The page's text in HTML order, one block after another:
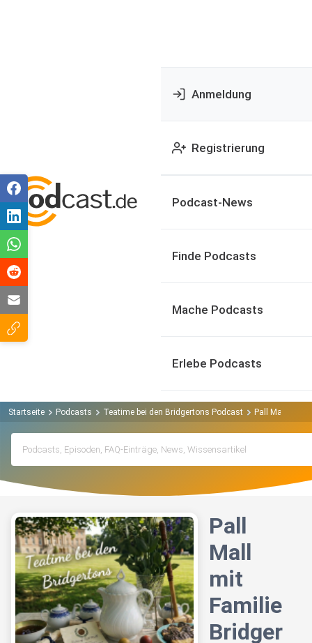
Anmeldung
Registrierung
Podcast-News
Finde Podcasts
Mache Podcasts
Erlebe Podcasts
Startseite Podcasts Teatime bei den Bridgertons Podcast Pall Mall mit
Pall
Mall
mit
Familie
Bridger